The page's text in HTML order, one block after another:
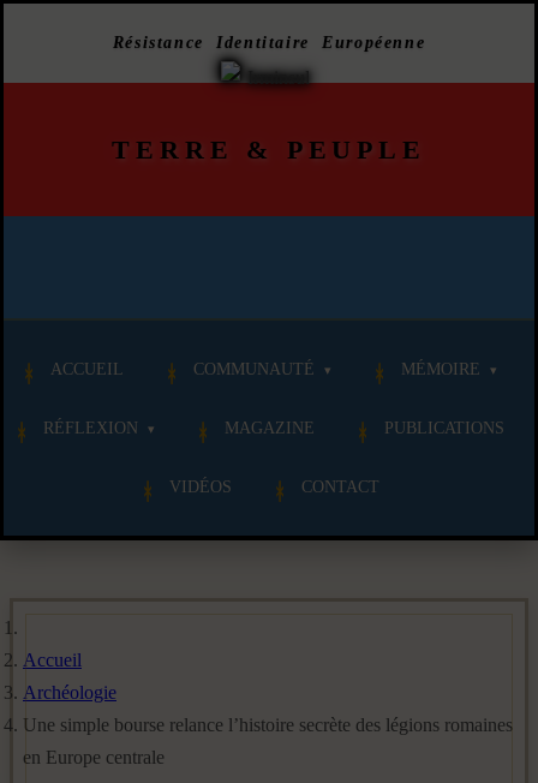
Résistance Identitaire Européenne
TERRE & PEUPLE
ACCUEIL COMMUNAUTÉ MÉMOIRE
RÉFLEXION MAGAZINE PUBLICATIONS
VIDÉOS CONTACT
Accueil
Archéologie
Une simple bourse relance l’histoire secrète des légions romaines
en Europe centrale